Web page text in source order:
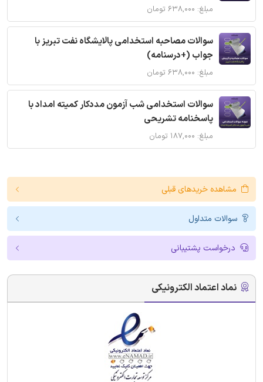
مبلغ: ۶۳۸,۰۰۰ تومان
سوالات مصاحبه استخدامی پالایشگاه نفت تبریز با
جواب (+درسنامه)
مبلغ: ۶۳۸,۰۰۰ تومان
سوالات استخدامی شب آزمون مددکار کمیته امداد با
پاسخنامه تشریحی
مبلغ: ۱۸۷,۰۰۰ تومان
مشاهده خریدهای قبلی
سوالات متداول
درخواست پشتیبانی
نماد اعتماد الکترونیکی